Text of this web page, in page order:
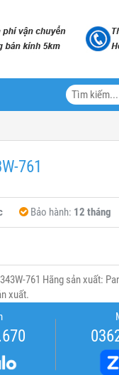
761
Bảo hành: 12 tháng
761 Hãng sản xuất:
xuất.